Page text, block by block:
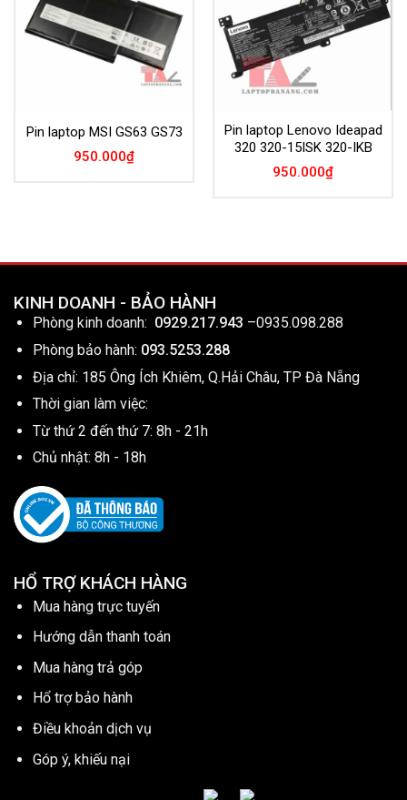
Pin laptop MSI GS63 GS73
950.000₫
Pin laptop Lenovo Ideapad
320 320-15ISK 320-IKB
950.000₫
KINH DOANH - BẢO HÀNH
Phòng kinh doanh: 0929.217.943 –0935.098.288
Phòng bảo hành: 093.5253.288
Địa chỉ: 185 Ông Ích Khiêm, Q.Hải Châu, TP Đà Nẵng
Thời gian làm việc:
Từ thứ 2 đến thứ 7: 8h - 21h
Chủ nhật: 8h - 18h
HỔ TRỢ KHÁCH HÀNG
Mua hàng trực tuyến
Hướng dẫn thanh toán
Mua hàng trả góp
Hổ trợ bảo hành
Điều khoản dịch vụ
Góp ý, khiếu nại